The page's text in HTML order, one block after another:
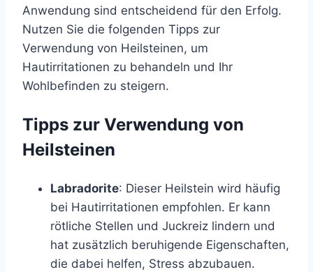
Anwendung sind entscheidend für den Erfolg.
Nutzen Sie die folgenden Tipps zur
Verwendung von Heilsteinen, um
Hautirritationen zu behandeln und Ihr
Wohlbefinden zu steigern.
Tipps zur Verwendung von
Heilsteinen
Labradorite: Dieser Heilstein wird häufig
bei Hautirritationen empfohlen. Er kann
rötliche Stellen und Juckreiz lindern und
hat zusätzlich beruhigende Eigenschaften,
die dabei helfen, Stress abzubauen.